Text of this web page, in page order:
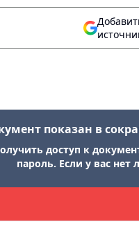
показан в
доступ к
пароль. Если у вас нет